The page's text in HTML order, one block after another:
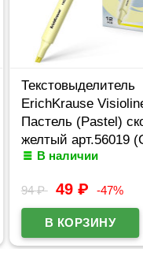
Текстовыделитель
ErichKrause
Пастель (Pastel)
желтый арт.56019
В наличии
94₽ 49 ₽ -47%